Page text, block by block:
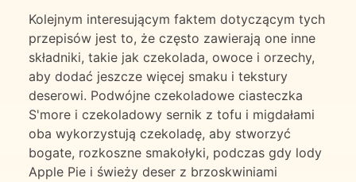
Kolejnym interesującym faktem dotyczącym tych
przepisów jest to, że często zawierają one inne
składniki, takie jak czekolada, owoce i orzechy,
aby dodać jeszcze więcej smaku i tekstury
deserowi. Podwójne czekoladowe ciasteczka
S'more i czekoladowy sernik z tofu i migdałami
oba wykorzystują czekoladę, aby stworzyć
bogate, rozkoszne smakołyki, podczas gdy lody
Apple Pie i świeży deser z brzoskwiniami